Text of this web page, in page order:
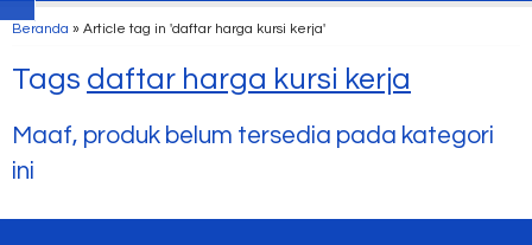
Beranda » Article tag in 'daftar harga kursi kerja'
Tags daftar harga kursi kerja
Maaf, produk belum tersedia pada kategori
ini